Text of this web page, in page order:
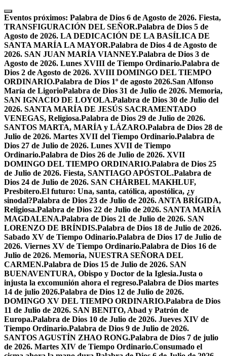
Skip
to
content
Eventos próximos: Palabra de Dios 6 de Agosto de 2026. Fiesta,
TRANSFIGURACIÓN DEL SEÑOR.Palabra de Dios 5 de
Agosto de 2026. LA DEDICACIÓN DE LA BASÍLICA DE
SANTA MARÍA LA MAYOR.Palabra de Dios 4 de Agosto de
2026. SAN JUAN MARÍA VIANNEY.Palabra de Dios 3 de
Agosto de 2026. Lunes XVIII de Tiempo Ordinario.Palabra de
Dios 2 de Agosto de 2026. XVIII DOMINGO DEL TIEMPO
ORDINARIO.Palabra de Dios 1º de agosto 2026.San Alfonso
María de LigorioPalabra de Dios 31 de Julio de 2026. Memoria,
SAN IGNACIO DE LOYOLA.Palabra de Dios 30 de Julio del
2026. SANTA MARÍA DE JESÚS SACRAMENTADO
VENEGAS, Religiosa.Palabra de Dios 29 de Julio de 2026.
SANTOS MARTA, MARÍA y LÁZARO.Palabra de Dios 28 de
Julio de 2026. Martes XVII del Tiempo Ordinario.Palabra de
Dios 27 de Julio de 2026. Lunes XVII de Tiempo
Ordinario.Palabra de Dios 26 de Julio de 2026. XVII
DOMINGO DEL TIEMPO ORDINARIO.Palabra de Dios 25
de Julio de 2026. Fiesta, SANTIAGO APÓSTOL.Palabra de
Dios 24 de Julio de 2026. SAN CHÁRBEL MAKHLUF,
Presbítero.El futuro: Una, santa, católica, apostólica, ¿y
sinodal?Palabra de Dios 23 de Julio de 2026. ANTA BRÍGIDA,
Religiosa.Palabra de Dios 22 de Julio de 2026. SANTA MARÍA
MAGDALENA.Palabra de Dios 21 de Julio de 2026. SAN
LORENZO DE BRÍNDIS.Palabra de Dios 18 de Julio de 2026.
Sabado XV de Tiempo Odinario.Palabra de Dios 17 de Julio de
2026. Viernes XV de Tiempo Ordinario.Palabra de Dios 16 de
Julio de 2026. Memoria, NUESTRA SEÑORA DEL
CARMEN.Palabra de Dios 15 de Julio de 2026. SAN
BUENAVENTURA, Obispo y Doctor de la Iglesia.Justa o
injusta la excomunión ahora el regreso.Palabra de Dios martes
14 de julio 2026.Palabra de Dios 12 de Julio de 2026.
DOMINGO XV DEL TIEMPO ORDINARIO.Palabra de Dios
11 de Julio de 2026. SAN BENITO, Abad y Patrón de
Europa.Palabra de Dios 10 de Julio de 2026. Jueves XIV de
Tiempo Ordinario.Palabra de Dios 9 de Julio de 2026.
SANTOS AGUSTÍN ZHAO RONG.Palabra de Dios 7 de julio
de 2026. Martes XIV de Tiempo Ordinario.Consumado el